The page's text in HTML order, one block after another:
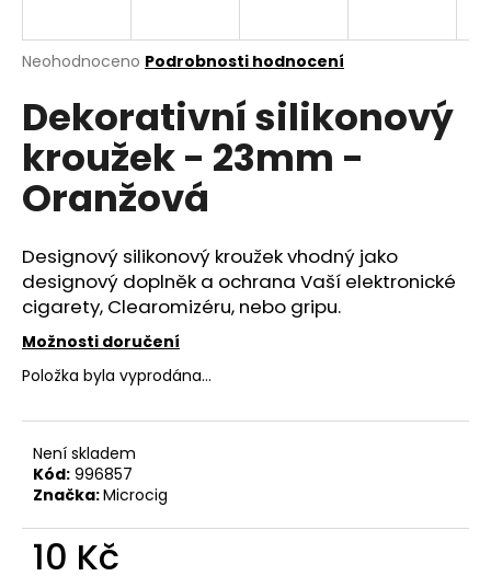
Průměrné
produktu
je
0,0
5
hvězdiček.
Neohodnoceno Podrobnosti hodnocení
Dekorativní silikonový
kroužek - 23mm -
Oranžová
Designový silikonový kroužek vhodný jako
designový doplněk a ochrana Vaší elektronické
cigarety, Clearomizéru, nebo gripu.
Možnosti doručení
Položka byla vyprodána…
Není skladem
Kód: 996857
Značka:Microcig
10 Kč
j
t
?
HLEDAT
D
o
o
u
č